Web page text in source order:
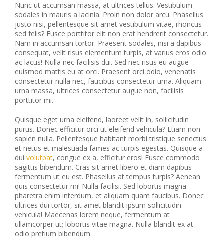
Nunc ut accumsan massa, at ultrices tellus. Vestibulum
sodales in mauris a lacinia. Proin non dolor arcu. Phasellus
justo nisi, pellentesque sit amet vestibulum vitae, rhoncus
sed felis? Fusce porttitor elit non erat hendrerit consectetur.
Nam in accumsan tortor. Praesent sodales, nisi a dapibus
consequat, velit risus elementum turpis, at varius eros odio
ac lacus! Nulla nec facilisis dui. Sed nec risus eu augue
euismod mattis eu at orci. Praesent orci odio, venenatis
consectetur nulla nec, faucibus consectetur urna. Aliquam
urna massa, ultrices consectetur augue non, facilisis
porttitor mi.
Quisque eget urna eleifend, laoreet velit in, sollicitudin
purus. Donec efficitur orci ut eleifend vehicula? Etiam non
sapien nulla. Pellentesque habitant morbi tristique senectus
et netus et malesuada fames ac turpis egestas. Quisque a
dui volutpat, congue ex a, efficitur eros! Fusce commodo
sagittis bibendum. Cras sit amet libero et diam dapibus
fermentum ut eu est. Phasellus at tempus turpis? Aenean
quis consectetur mi! Nulla facilisi. Sed lobortis magna
pharetra enim interdum, et aliquam quam faucibus. Donec
ultrices dui tortor, sit amet blandit ipsum sollicitudin
vehicula! Maecenas lorem neque, fermentum at
ullamcorper ut; lobortis vitae magna. Nulla blandit ex at
odio pretium bibendum.